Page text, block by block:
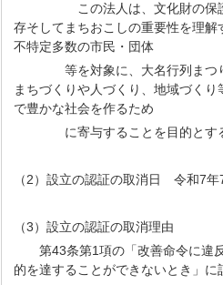
この法人は、文化財の保護・
存そしてまちおこしの重要性を理解
不特定多数の市民・団体
等を対象に、大名行列まつり
まちづくりや人づくり、地域づく
で豊かな社会を作るため
に寄与することを目的とす
（2）設立の認証の取消日 令和7年
（3）設立の認証の取消理由
第43条第1項の「改善命令に違反
的を達することができないとき」に